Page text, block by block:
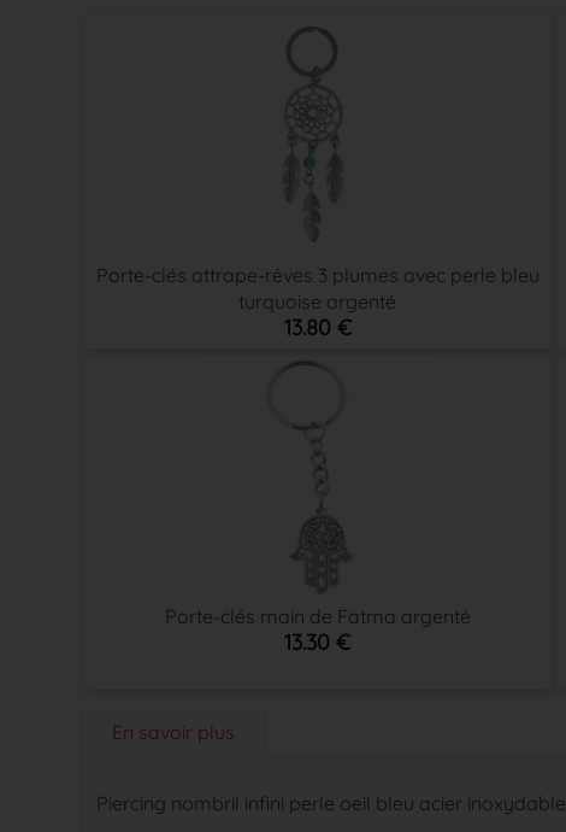
Porte-clés attrape-rêves 3 plumes avec perle bleu
turquoise argenté
13.80 €
Porte-clés main de Fatma argenté
13.30 €
En savoir plus
Piercing nombril infini perle oeil bleu acier inoxydable